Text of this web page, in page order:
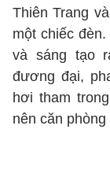
Thiên Trang
một chiếc
và sáng tạo
đương đại,
hơi tham
nên căn